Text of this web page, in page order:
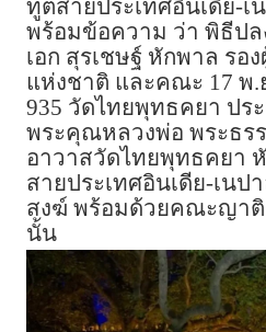
ทูตสายประเทศอินเดีย-
พร้อมข้อความ ว่า พิธีป
เอก สุรเชษฐ์ หักพาล รอ
แห่งชาติ และคณะ 17 พ.
935 วัดไทยพุทธคยา ปร
พระคุณหลวงพ่อ พระธร
อาวาสวัดไทยพุทธคยา
สายประเทศอินเดีย-เนป
สงฆ์ พร้อมด้วยคณะญา
นั้น